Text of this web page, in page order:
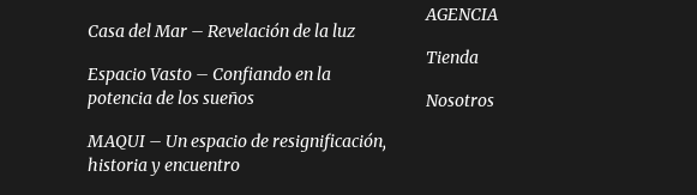
Casa del Mar – Revelación de la luz
Espacio Vasto – Confiando en la
potencia de los sueños
MAQUI – Un espacio de resignificación,
historia y encuentro
AGENCIA
Tienda
Nosotros